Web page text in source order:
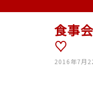
食事
♡
2016年7月